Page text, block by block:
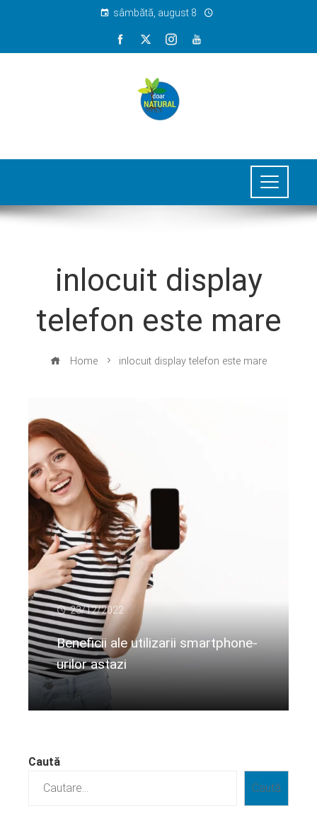
sâmbătă, august 8
inlocuit display
telefon este mare
Home inlocuit display telefon este mare
23/12/2022
Beneficii ale utilizarii smartphone-
urilor astazi
Citeste mai departe...
Caută
Caută